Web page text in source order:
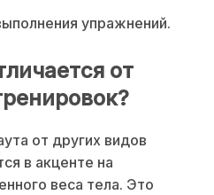
упражнений.
от
от других видов
в акценте на
веса тела. Это